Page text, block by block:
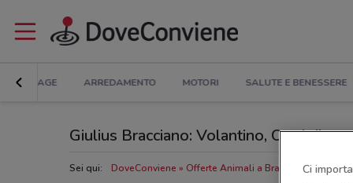
BRICOLAGE ARREDAMENTO MOTORI SALUTE E BENESSERE
Giulius Bracciano: Volantino, Orari di
Sei qui: DoveConviene Offerte Animali a Bracciano Negozi
Ci